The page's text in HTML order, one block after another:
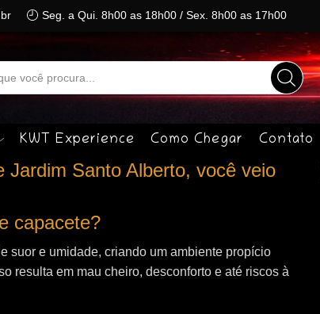
Seg. a Qui. 8h00 as 18h00 / Sex. 8h00 as 17h00
Search
input
KWT Experience Como Chegar Contato
Jardim Santo Alberto, você veio
capacete?
suor e umidade, criando um ambiente propício
resulta em mau cheiro, desconforto e até riscos à